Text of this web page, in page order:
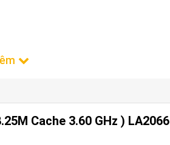
Cache 3.60 GHz ) LA2066